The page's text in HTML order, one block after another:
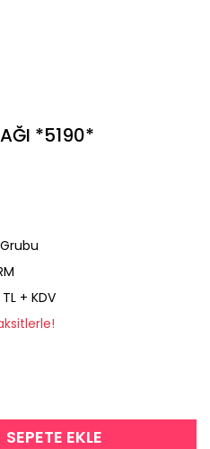
*5190*
+ KDV
SEPETE EKLE